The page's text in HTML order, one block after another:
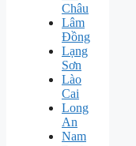
Châu
Lâm
Đồng
Lạng
Sơn
Lào
Cai
Long
An
Nam